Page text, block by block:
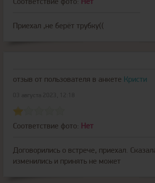
Соответствие фото: Нет
Приехал ,не берёт трубку((
отзыв от пользователя в анкете Кристи
Соответствие фото: Нет
Договорились о встрече, приехал.
изменились и принять не может